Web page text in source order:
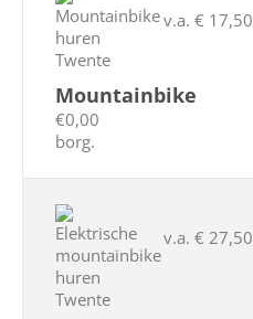
Mountainbike
€0,00
borg.
v.a. € 17,50
v.a. € 27,50